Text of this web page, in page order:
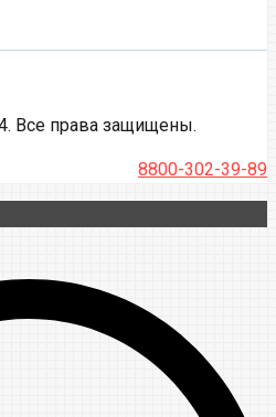
Все права защищены.
8800-302-39-89